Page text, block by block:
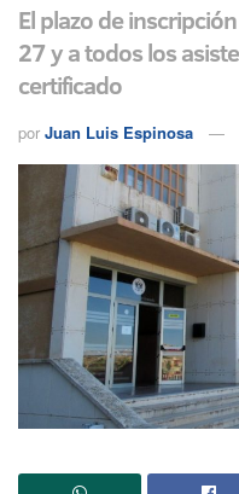
El plazo de
27 y a todos los
certificado
por Juan Luis Espinosa